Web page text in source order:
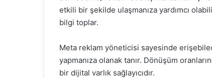
etkili bir şekilde ulaşmanıza yardımcı
bilgi toplar.
Meta reklam yöneticisi sayesinde
yapmanıza olanak tanır. Dönüşüm
bir dijital varlık sağlayıcıdır.